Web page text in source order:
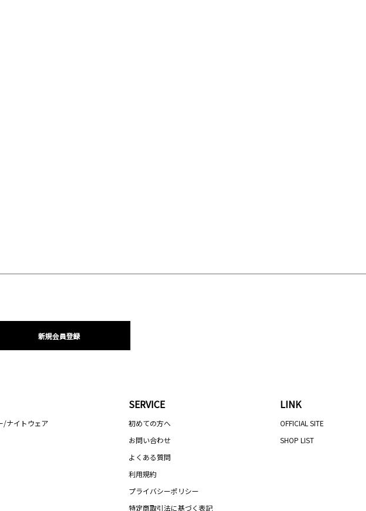
新規会員登録
/ナイトウェア
SERVICE
初めての方へ
お問い合わせ
よくある質問
利用規約
プライバシーポリシー
特定商取引法に基づく表記
LINK
OFFICIAL SITE
SHOP LIST